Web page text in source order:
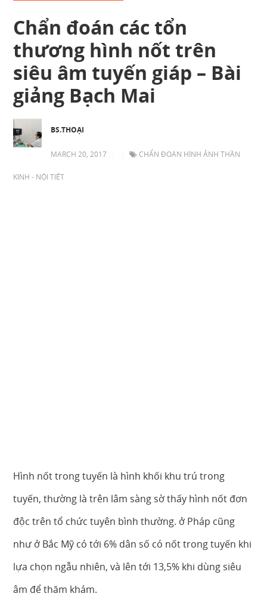
Chẩn đoán các tổn
thương hình nốt trên
siêu âm tuyến giáp – Bài
giảng Bạch Mai
BS.THOẠI
MARCH 20, 2017 CHẨN ĐOÁN HÌNH ẢNH THẦN
KINH - NỘI TIẾT
Hình nốt trong tuyến là hình khối khu trú trong
tuyến, thường là trên lâm sàng sờ thấy hình nốt đơn
độc trên tổ chức tuyên bình thường. ở Pháp cũng
như ở Bắc Mỹ có tới 6% dân số có nốt trong tuyến khi
lựa chọn ngẫu nhiên, và lên tới 13,5% khi dùng siêu
âm để thăm khám.